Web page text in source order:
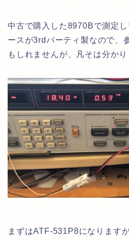
中古で購入した8970Bで測定
ースが3rdパーティ製なので、
もしれませんが、凡そは分かり
まずはATF-531P8になります